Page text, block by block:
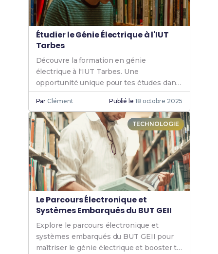
Étudier le Génie Électrique à l'IUT
Tarbes
Découvre la formation en génie
électrique à l'IUT Tarbes. Une
opportunité unique pour tes études dans
un cadre dynamique et innovant. Rejoins-
nous et booste ta carrière.
Par Clément Publié le 18 octobre 2025
TECHNOLOGIE
Le Parcours Électronique et
Systèmes Embarqués du BUT GEII
Explore le parcours électronique et
systèmes embarqués du BUT GEII pour
maîtriser le génie électrique et booster ta